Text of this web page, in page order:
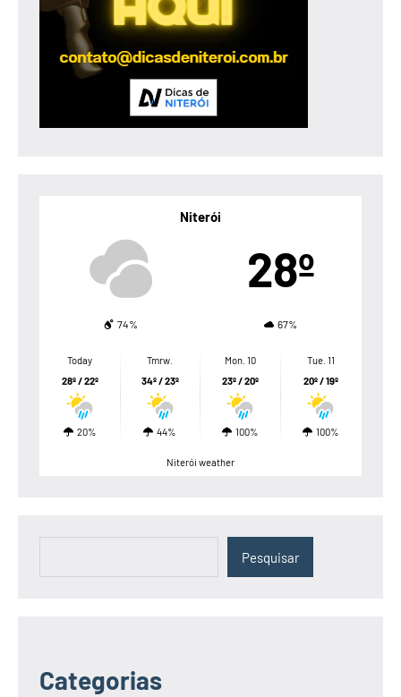
Niterói
28º
74% 67%
Today
28º / 22º
20%
Tmrw.
34º / 23º
44%
Mon. 10
23º / 20º
100%
Tue. 11
20º / 19º
100%
Niterói weather
Pesquisar
Categorias